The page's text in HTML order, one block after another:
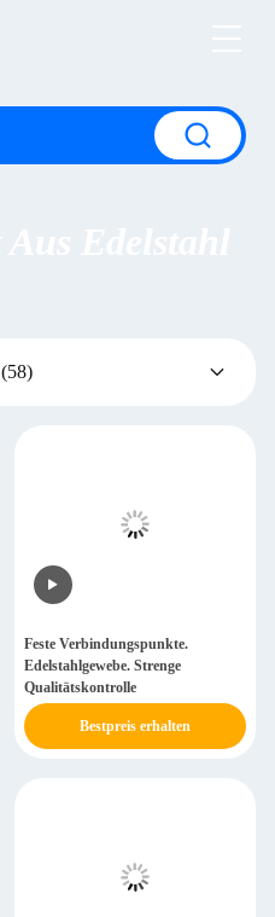
(58)
Feste Verbindungspunkte.
Edelstahlgewebe. Strenge
Qualitätskontrolle
Bestpreis erhalten